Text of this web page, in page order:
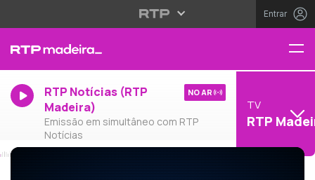
Entrar
RTP Notícias (RTP
Madeira)
Emissão em simultâneo com RTP
Notícias
NO AR
TV
RTP